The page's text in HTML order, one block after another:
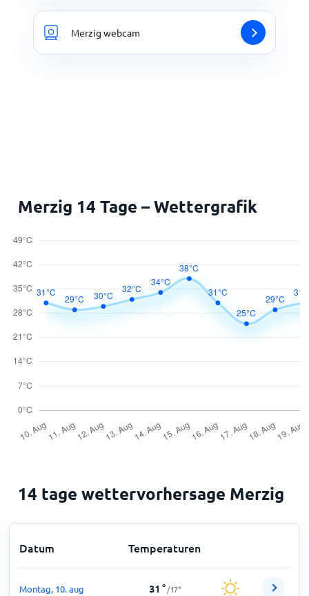
Merzig webcam
Merzig 14 Tage – Wettergrafik
14 tage wettervorhersage Merzig
Datum Temperaturen
Montag, 10. aug 31 ° /17°